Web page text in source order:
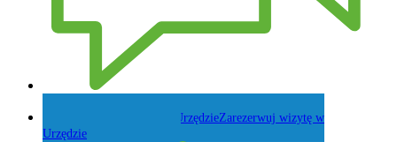
Zarezerwuj wizytę w
Urzędzie